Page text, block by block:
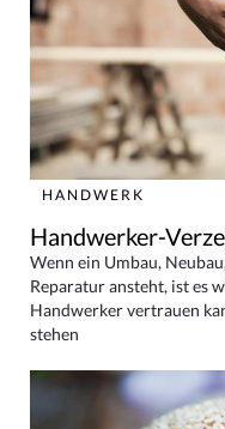
HANDWERK
Handwerker-
Wenn ein Umbau,
Reparatur ansteht, ist es
Handwerker vertrauen
stehen